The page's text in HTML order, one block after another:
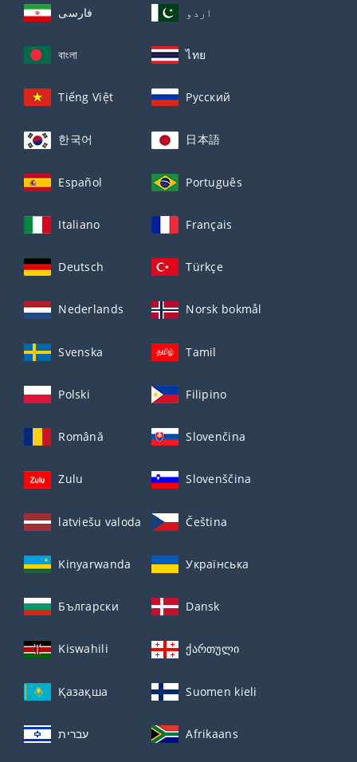
فارسی اردو
বাংলা ไทย
Tiếng Việt Русский
한국어 日本語
Español Português
Italiano Français
Deutsch Türkçe
Nederlands Norsk bokmål
Svenska Tamil
Polski Filipino
Română Slovenčina
Zulu Slovenščina
latviešu valoda Čeština
Kinyarwanda Українська
Български Dansk
Kiswahili ქართული
Қазақша Suomen kieli
עברית Afrikaans